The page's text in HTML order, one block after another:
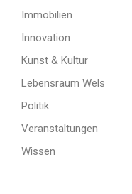
Immobilien
Innovation
Kunst & Kultur
Lebensraum Wels
Politik
Veranstaltungen
Wissen